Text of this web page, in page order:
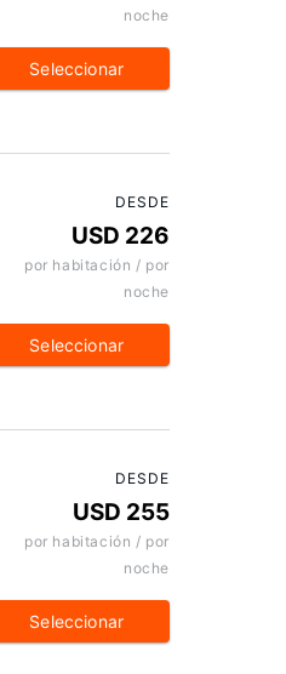
noche
Seleccionar
DESDE
USD 226
por habitación / por
noche
Seleccionar
DESDE
USD 255
por habitación / por
noche
Seleccionar